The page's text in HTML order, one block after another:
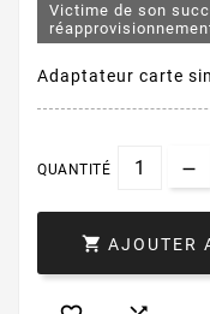
Victime de son
Adaptateur carte
QUANTITÉ
 AJOUTER